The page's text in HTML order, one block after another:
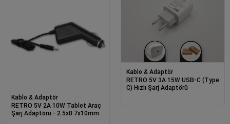
Kablo & Adaptör
RETRO 5V 2A 10W Tablet Araç
Şarj Adaptörü - 2.5x0.7x10mm
Kablo & Adaptör
RETRO 5V 3A 15W USB-C (Type
C) Hızlı Şarj Adaptörü